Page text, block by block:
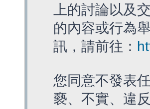
上的討論以及
的內容或行為
訊，請前往：
您同意不發表
褻、不實、違